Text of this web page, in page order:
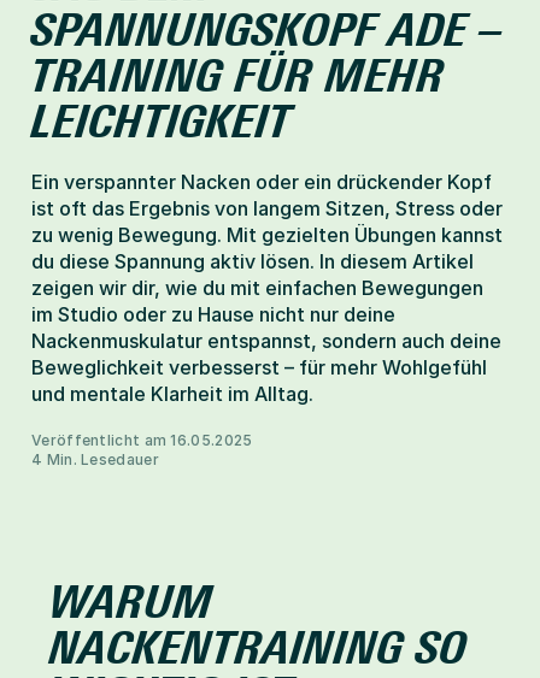
Help-Center
Mitglied werden
SPANNUNGSKOPF ADE –
TRAINING FÜR MEHR
LEICHTIGKEIT
Ein verspannter Nacken oder ein drückender Kopf
ist oft das Ergebnis von langem Sitzen, Stress oder
zu wenig Bewegung. Mit gezielten Übungen kannst
du diese Spannung aktiv lösen. In diesem Artikel
zeigen wir dir, wie du mit einfachen Bewegungen
im Studio oder zu Hause nicht nur deine
Nackenmuskulatur entspannst, sondern auch deine
Beweglichkeit verbesserst – für mehr Wohlgefühl
und mentale Klarheit im Alltag.
Veröffentlicht am 16.05.2025
4 Min. Lesedauer
WARUM
NACKENTRAINING SO